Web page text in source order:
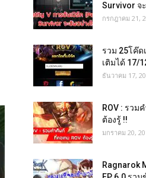
Survivor จ
กรกฎาคม 21,
รวม 25โค๊ด
เติมได้ 17/
ธันวาคม 17,
ROV : รวม
ต้องรู้ !!
มกราคม 20,
Ragnarok